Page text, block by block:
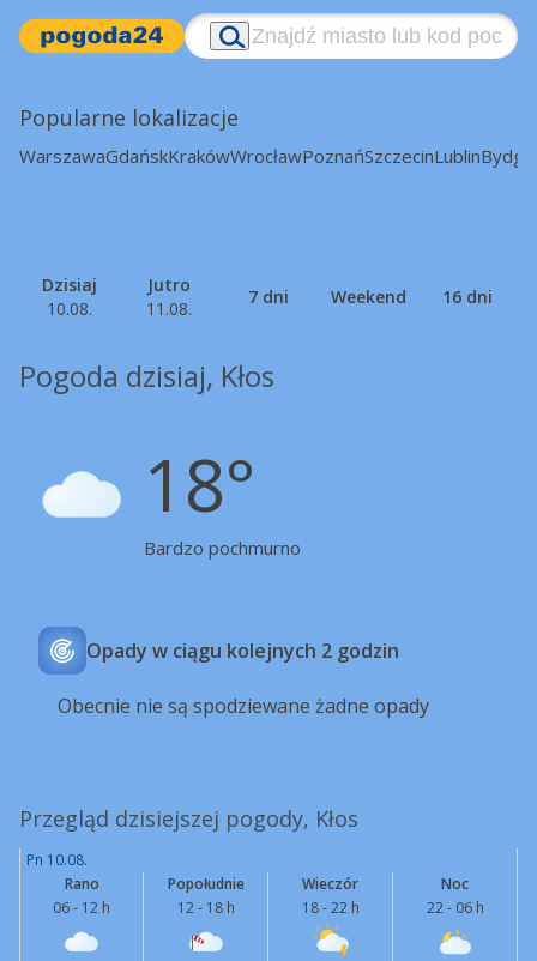
Popularne lokalizacje
WarszawaGdańskKrakówWrocławPoznańSzczecinLublin
Dzisiaj
10.08.
Jutro
11.08.
7 dni Weekend 16 dni
Pogoda dzisiaj, Kłos
18°
Bardzo pochmurno
Opady w ciągu kolejnych 2 godzin
Obecnie nie są spodziewane żadne opady
Przegląd dzisiejszej pogody, Kłos
Pn 10.08.
Rano
06 - 12 h
Popołudnie
12 - 18 h
Wieczór
18 - 22 h
Noc
22 - 06 h